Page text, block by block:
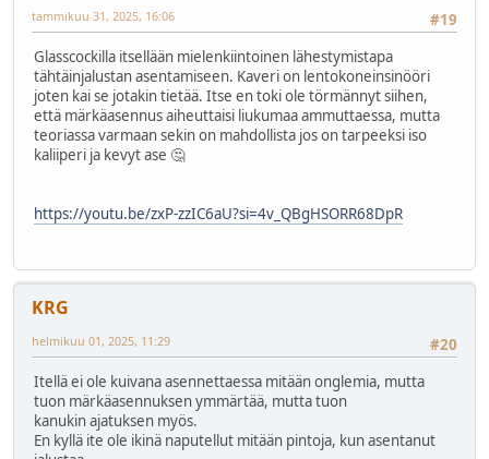
#19
tammikuu 31, 2025, 16:06
Glasscockilla itsellään mielenkiintoinen lähestymistapa
tähtäinjalustan asentamiseen. Kaveri on lentokoneinsinööri
joten kai se jotakin tietää. Itse en toki ole törmännyt siihen,
että märkäasennus aiheuttaisi liukumaa ammuttaessa, mutta
teoriassa varmaan sekin on mahdollista jos on tarpeeksi iso
kaliiperi ja kevyt ase 🤔
https://youtu.be/zxP-zzIC6aU?si=4v_QBgHSORR68DpR
KRG
#20
helmikuu 01, 2025, 11:29
Itellä ei ole kuivana asennettaessa mitään onglemia, mutta
tuon märkäasennuksen ymmärtää, mutta tuon
kanukin ajatuksen myös.
En kyllä ite ole ikinä naputellut mitään pintoja, kun asentanut